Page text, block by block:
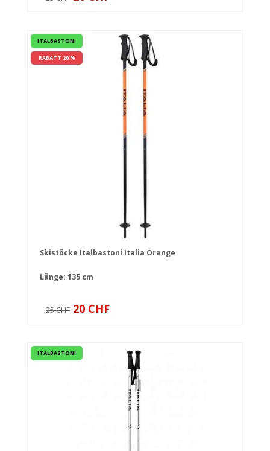
ITALBASTONI
RABATT 20 %
Skistöcke Italbastoni Italia Orange
Länge: 135 cm
25 CHF 20 CHF
ITALBASTONI